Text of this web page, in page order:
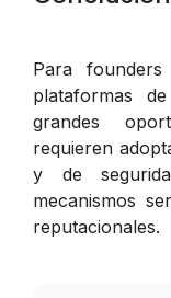
Para
plataformas
grandes
requieren
y de
mecanismos
reputacionales.